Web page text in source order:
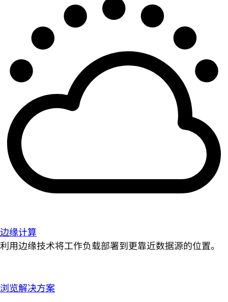
边缘计算
利用边缘技术将工作负载部署到更靠近数据源的位置。
浏览解决方案